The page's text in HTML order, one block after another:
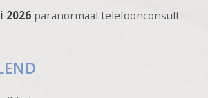
2026 paranormaal telefoonconsult